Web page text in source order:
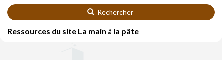
Rechercher
Ressources du site La main à la pâte